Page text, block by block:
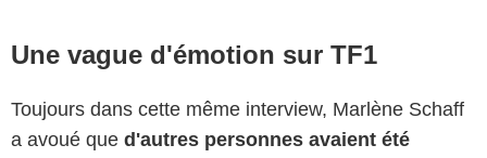
Une vague d'émotion sur TF1
Toujours dans cette même interview, Marlène Schaff
a avoué que d'autres personnes avaient été